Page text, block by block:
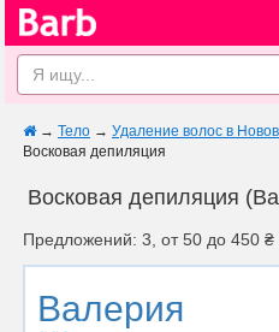
→ Тело → Удаление волос в
Восковая депиляция
Восковая депиляция
Предложений: 3, от 50 до 450 ₴
Валерия